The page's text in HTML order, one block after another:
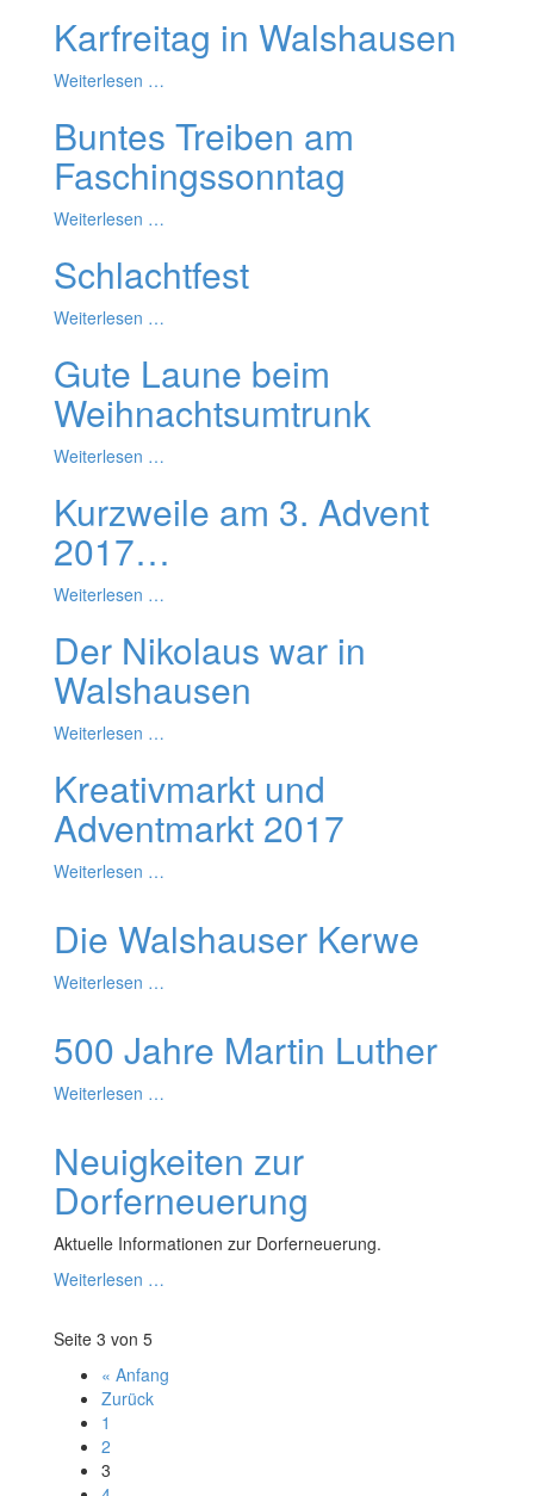
Karfreitag in Walshausen
Weiterlesen …
Buntes Treiben am
Faschingssonntag
Weiterlesen …
Schlachtfest
Weiterlesen …
Gute Laune beim
Weihnachtsumtrunk
Weiterlesen …
Kurzweile am 3. Advent
2017…
Weiterlesen …
Der Nikolaus war in
Walshausen
Weiterlesen …
Kreativmarkt und
Adventmarkt 2017
Weiterlesen …
Die Walshauser Kerwe
Weiterlesen …
500 Jahre Martin Luther
Weiterlesen …
Neuigkeiten zur
Dorferneuerung
Aktuelle Informationen zur Dorferneuerung.
Weiterlesen …
Seite 3 von 5
« Anfang
Zurück
1
2
3